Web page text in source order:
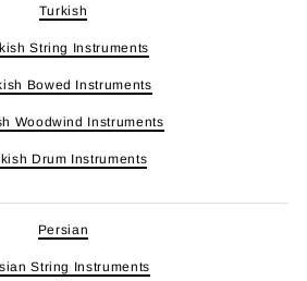
Turkish
String Instruments
Bowed Instruments
Woodwind Instruments
Drum Instruments
Persian
String Instruments